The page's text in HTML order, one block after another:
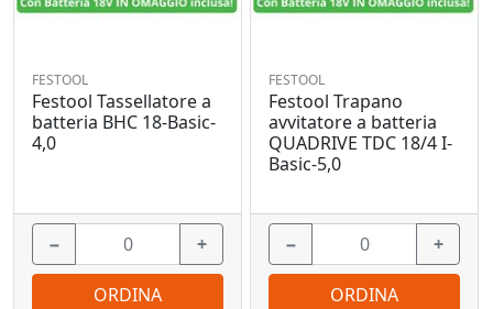
FESTOOL
Festool Tassellatore a
batteria BHC 18-Basic-
4,0
− +
ORDINA
FESTOOL
Festool Trapano
avvitatore a batteria
QUADRIVE TDC 18/4 I-
Basic-5,0
− +
ORDINA